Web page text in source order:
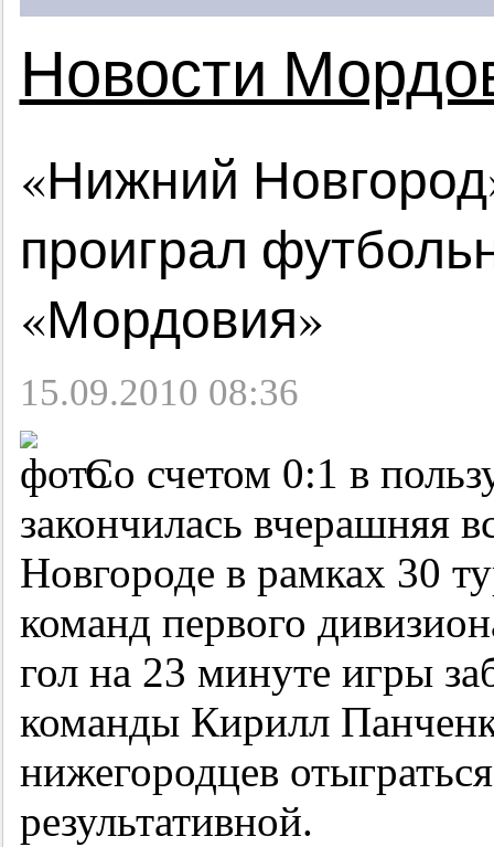
Новости
«Нижний
проиграл
«Мордовия»
15.09.2010 08:36
Со счетом 0:1 в
закончилась вчерашняя
Новгороде в рамках 30
команд первого
гол на 23 минуте игры
команды Кирилл
нижегородцев
результативной.